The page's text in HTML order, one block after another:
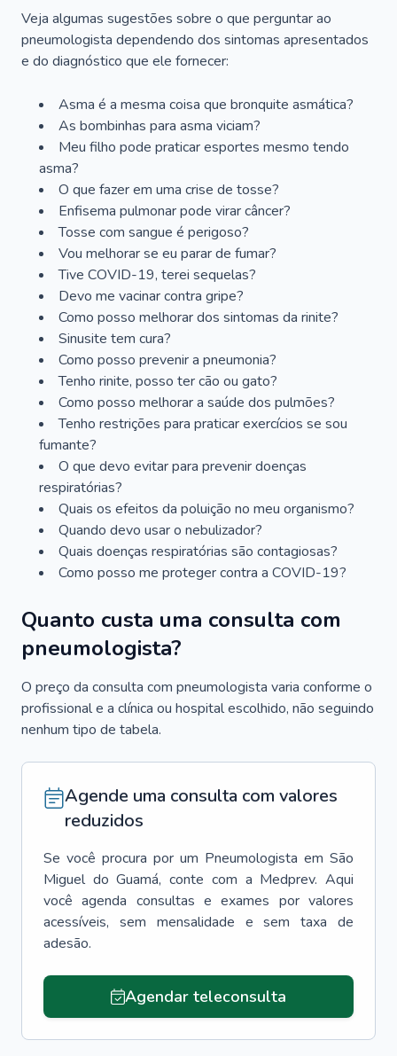
Veja algumas sugestões sobre o que perguntar ao
pneumologista dependendo dos sintomas apresentados
e do diagnóstico que ele fornecer:
Asma é a mesma coisa que bronquite asmática?
As bombinhas para asma viciam?
Meu filho pode praticar esportes mesmo tendo
asma?
O que fazer em uma crise de tosse?
Enfisema pulmonar pode virar câncer?
Tosse com sangue é perigoso?
Vou melhorar se eu parar de fumar?
Tive COVID-19, terei sequelas?
Devo me vacinar contra gripe?
Como posso melhorar dos sintomas da rinite?
Sinusite tem cura?
Como posso prevenir a pneumonia?
Tenho rinite, posso ter cão ou gato?
Como posso melhorar a saúde dos pulmões?
Tenho restrições para praticar exercícios se sou
fumante?
O que devo evitar para prevenir doenças
respiratórias?
Quais os efeitos da poluição no meu organismo?
Quando devo usar o nebulizador?
Quais doenças respiratórias são contagiosas?
Como posso me proteger contra a COVID-19?
Quanto custa uma consulta com
pneumologista?
O preço da consulta com pneumologista varia conforme o
profissional e a clínica ou hospital escolhido, não seguindo
nenhum tipo de tabela.
Agende uma consulta com valores
reduzidos
Se você procura por um Pneumologista em São
Miguel do Guamá, conte com a Medprev. Aqui
você agenda consultas e exames por valores
acessíveis, sem mensalidade e sem taxa de
adesão.
Agendar teleconsulta